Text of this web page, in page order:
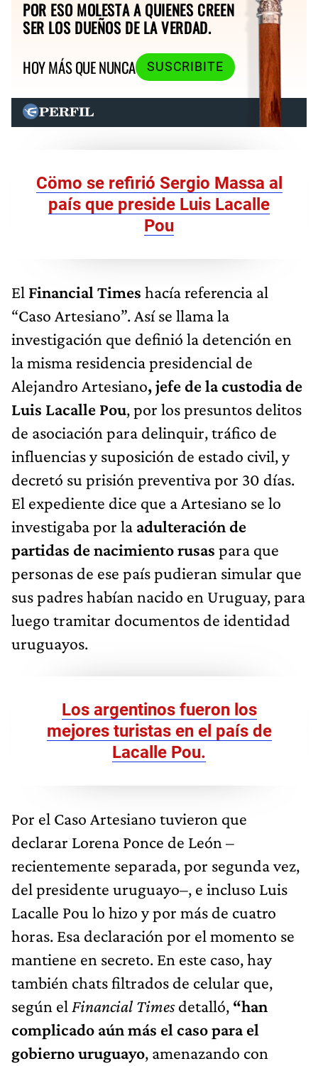
POR ESO MOLESTA A QUIENES CREEN
SER LOS DUEÑOS DE LA VERDAD.
HOY MÁS QUE NUNCA
SUSCRIBITE
Cömo se refirió Sergio Massa al
país que preside Luis Lacalle
Pou
El Financial Times hacía referencia al
“Caso Artesiano”. Así se llama la
investigación que definió la detención en
la misma residencia presidencial de
Alejandro Artesiano, jefe de la custodia de
Luis Lacalle Pou, por los presuntos delitos
de asociación para delinquir, tráfico de
influencias y suposición de estado civil, y
decretó su prisión preventiva por 30 días.
El expediente dice que a Artesiano se lo
investigaba por la adulteración de
partidas de nacimiento rusas para que
personas de ese país pudieran simular que
sus padres habían nacido en Uruguay, para
luego tramitar documentos de identidad
uruguayos.
Los argentinos fueron los
mejores turistas en el país de
Lacalle Pou.
Por el Caso Artesiano tuvieron que
declarar Lorena Ponce de León –
recientemente separada, por segunda vez,
del presidente uruguayo–, e incluso Luis
Lacalle Pou lo hizo y por más de cuatro
horas. Esa declaración por el momento se
mantiene en secreto. En este caso, hay
también chats filtrados de celular que,
según el Financial Timesdetalló, “han
complicado aún más el caso para el
gobierno uruguayo, amenazando con